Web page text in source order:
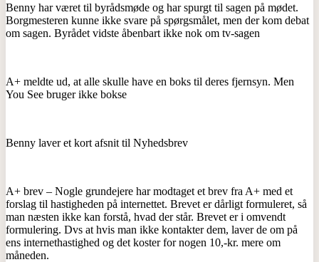
Benny har været til byrådsmøde og har spurgt til sagen på mødet.
Borgmesteren kunne ikke svare på spørgsmålet, men der kom debat
om sagen. Byrådet vidste åbenbart ikke nok om tv-sagen
A+ meldte ud, at alle skulle have en boks til deres fjernsyn. Men
You See bruger ikke bokse
Benny laver et kort afsnit til Nyhedsbrev
A+ brev – Nogle grundejere har modtaget et brev fra A+ med et
forslag til hastigheden på internettet. Brevet er dårligt formuleret, så
man næsten ikke kan forstå, hvad der står. Brevet er i omvendt
formulering. Dvs at hvis man ikke kontakter dem, laver de om på
ens internethastighed og det koster for nogen 10,-kr. mere om
måneden.